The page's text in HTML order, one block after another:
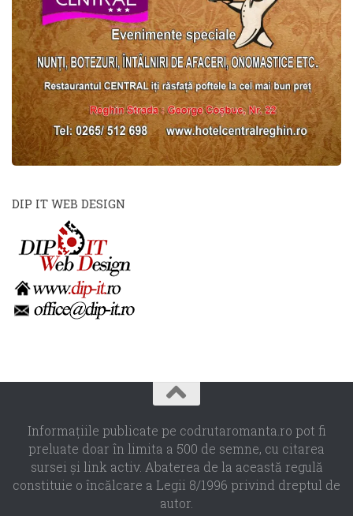
DIP IT WEB DESIGN
Informaţiile publicate pe codrutaromanta.ro pot fi
preluate doar în limita a 500 de semne, cu citarea
sursei şi link activ. Abaterea de la această regulă
constituie o încălcare a Legii 8/1996 privind dreptul de
autor.